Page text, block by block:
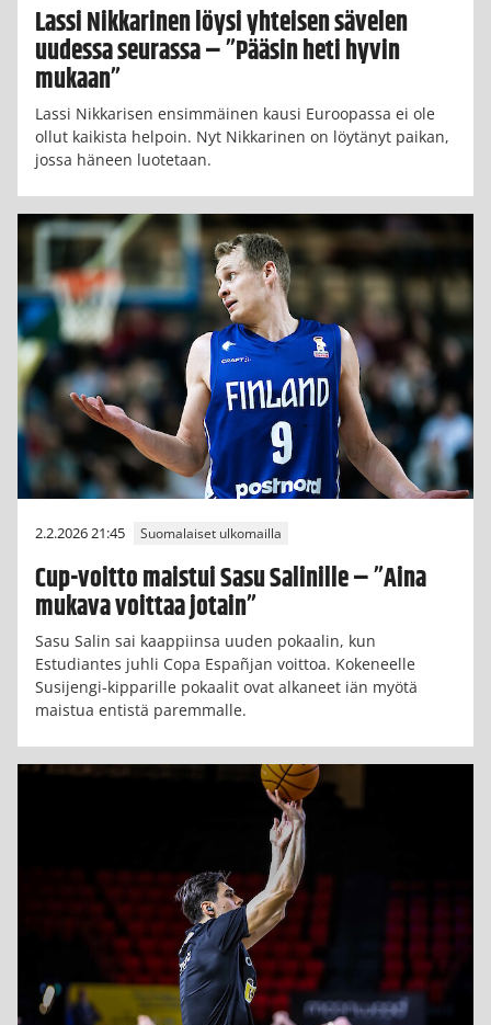
Lassi Nikkarinen löysi yhteisen sävelen
uudessa seurassa – ”Pääsin heti hyvin
mukaan”
Lassi Nikkarisen ensimmäinen kausi Euroopassa ei ole
ollut kaikista helpoin. Nyt Nikkarinen on löytänyt paikan,
jossa häneen luotetaan.
2.2.2026 21:45 Suomalaiset ulkomailla
Cup-voitto maistui Sasu Salinille – ”Aina
mukava voittaa jotain”
Sasu Salin sai kaappiinsa uuden pokaalin, kun
Estudiantes juhli Copa Españjan voittoa. Kokeneelle
Susijengi-kipparille pokaalit ovat alkaneet iän myötä
maistua entistä paremmalle.